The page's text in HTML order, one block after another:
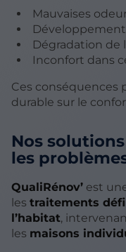
Mauvaises
Dégradation de
Inconfort dans
Ces conséquences
durable sur le
Nos
les
QualiRénov’ est
les traitements
l’habitat,
les maisons